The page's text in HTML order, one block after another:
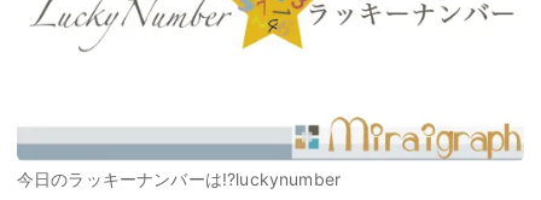
今日のラッキーナンバーは!?luckynumber